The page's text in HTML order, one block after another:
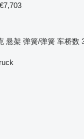
悬架 弹簧/弹簧 车桥数